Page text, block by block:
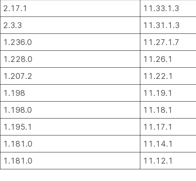
2.17.1
11.33.1.3
2.3.3
11.31.1.3
1.236.0
11.27.1.7
1.228.0
11.26.1
1.207.2
11.22.1
1.198
11.19.1
1.198.0
11.18.1
1.195.1
11.17.1
1.181.0
11.14.1
1.181.0
11.12.1